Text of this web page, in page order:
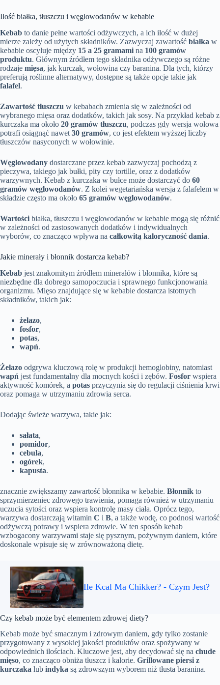
Ilość białka, tłuszczu i węglowodanów w kebabie
Kebab to danie pełne wartości odżywczych, a ich ilość w dużej
mierze zależy od użytych składników. Zazwyczaj zawartość białka w
kebabie oscyluje między 15 a 25 gramami na 100 gramów
produktu. Głównym źródłem tego składnika odżywczego są różne
rodzaje mięsa, jak kurczak, wołowina czy baranina. Dla tych, którzy
preferują roślinne alternatywy, dostępne są także opcje takie jak
falafel.
Zawartość tłuszczu w kebabach zmienia się w zależności od
wybranego mięsa oraz dodatków, takich jak sosy. Na przykład kebab z
kurczaka ma około 20 gramów tłuszczu, podczas gdy wersja wołowa
potrafi osiągnąć nawet 30 gramów, co jest efektem wyższej liczby
tłuszczów nasyconych w wołowinie.
Węglowodany dostarczane przez kebab zazwyczaj pochodzą z
pieczywa, takiego jak bułki, pity czy tortille, oraz z dodatków
warzywnych. Kebab z kurczaka w bułce może dostarczyć do 60
gramów węglowodanów. Z kolei wegetariańska wersja z falafelem w
składzie często ma około 65 gramów węglowodanów.
Wartości białka, tłuszczu i węglowodanów w kebabie mogą się różnić
w zależności od zastosowanych dodatków i indywidualnych
wyborów, co znacząco wpływa na całkowitą kaloryczność dania.
Jakie minerały i błonnik dostarcza kebab?
Kebab jest znakomitym źródłem minerałów i błonnika, które są
niezbędne dla dobrego samopoczucia i sprawnego funkcjonowania
organizmu. Mięso znajdujące się w kebabie dostarcza istotnych
składników, takich jak:
żelazo,
fosfor,
potas,
wapń.
Żelazo odgrywa kluczową rolę w produkcji hemoglobiny, natomiast
wapń jest fundamentalny dla mocnych kości i zębów. Fosfor wspiera
aktywność komórek, a potas przyczynia się do regulacji ciśnienia krwi
oraz pomaga w utrzymaniu zdrowia serca.
Dodając świeże warzywa, takie jak:
sałata,
pomidor,
cebula,
ogórek,
kapusta.
znacznie zwiększamy zawartość błonnika w kebabie. Błonnik to
sprzymierzeniec zdrowego trawienia, pomaga również w utrzymaniu
uczucia sytości oraz wspiera kontrolę masy ciała. Oprócz tego,
warzywa dostarczają witamin C i B, a także wodę, co podnosi wartość
odżywczą potrawy i wspiera zdrowie. W ten sposób kebab
wzbogacony warzywami staje się pysznym, pożywnym daniem, które
doskonale wpisuje się w zrównoważoną dietę.
Ile Kcal Ma Chikker? - Czym Jest?
Czy kebab może być elementem zdrowej diety?
Kebab może być smacznym i zdrowym daniem, gdy tylko zostanie
przygotowany z wysokiej jakości produktów oraz spożywany w
odpowiednich ilościach. Kluczowe jest, aby decydować się na chude
mięso, co znacząco obniża tłuszcz i kalorie. Grillowane piersi z
kurczaka lub indyka są zdrowszym wyborem niż tłusta baranina.